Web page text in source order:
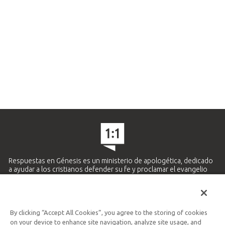
Respuestas en Génesis es un ministerio de apologética, dedicado
a ayudar a los cristianos defender su fe y proclamar el evangelio
Ministerio Hispano y Latinoamericano
By clicking “Accept All Cookies”, you agree to the storing of cookies
on your device to enhance site navigation, analyze site usage, and